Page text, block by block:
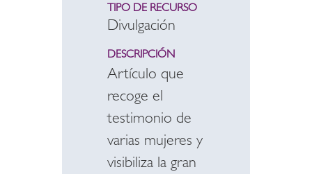
TIPO DE RECURSO
Divulgación
DESCRIPCIÓN
Artículo que
recoge el
testimonio de
varias mujeres y
visibiliza la gran